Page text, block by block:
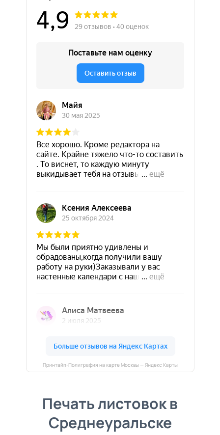
Принтайп-Полиграфия на карте Москвы — Яндекс Карты
Печать листовок в
Среднеуральске